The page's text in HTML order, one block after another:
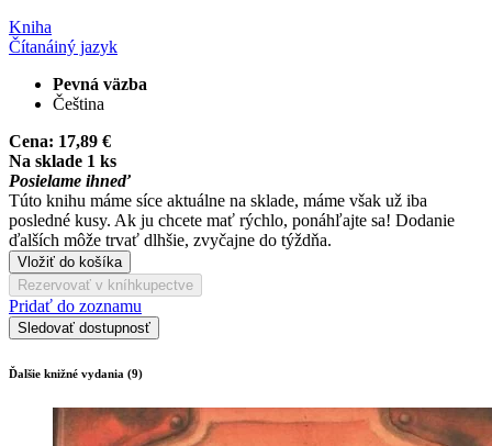
Kniha
Čítanáiný jazyk
Pevná väzba
Čeština
Cena: 17,89 €
Na sklade 1 ks
Posielame ihneď
Túto knihu máme síce aktuálne na sklade, máme však už iba
posledné kusy. Ak ju chcete mať rýchlo, ponáhľajte sa! Dodanie
ďalších môže trvať dlhšie, zvyčajne do týždňa.
Vložiť do košíka
Rezervovať v kníhkupectve
Pridať do zoznamu
Sledovať dostupnosť
Ďalšie knižné vydania (9)